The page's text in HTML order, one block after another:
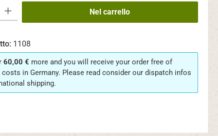
inserisci la quantità desiderata o usa i pulsanti per aumentare o
Nel carrello
1108
60,00 € more and you will receive your order free of
in Germany. Please read consider our dispatch infos
shipping.